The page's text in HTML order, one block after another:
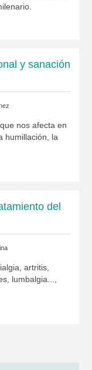
y sanación
nos afecta en
humillación, la
del
artritis,
lumbalgia...,